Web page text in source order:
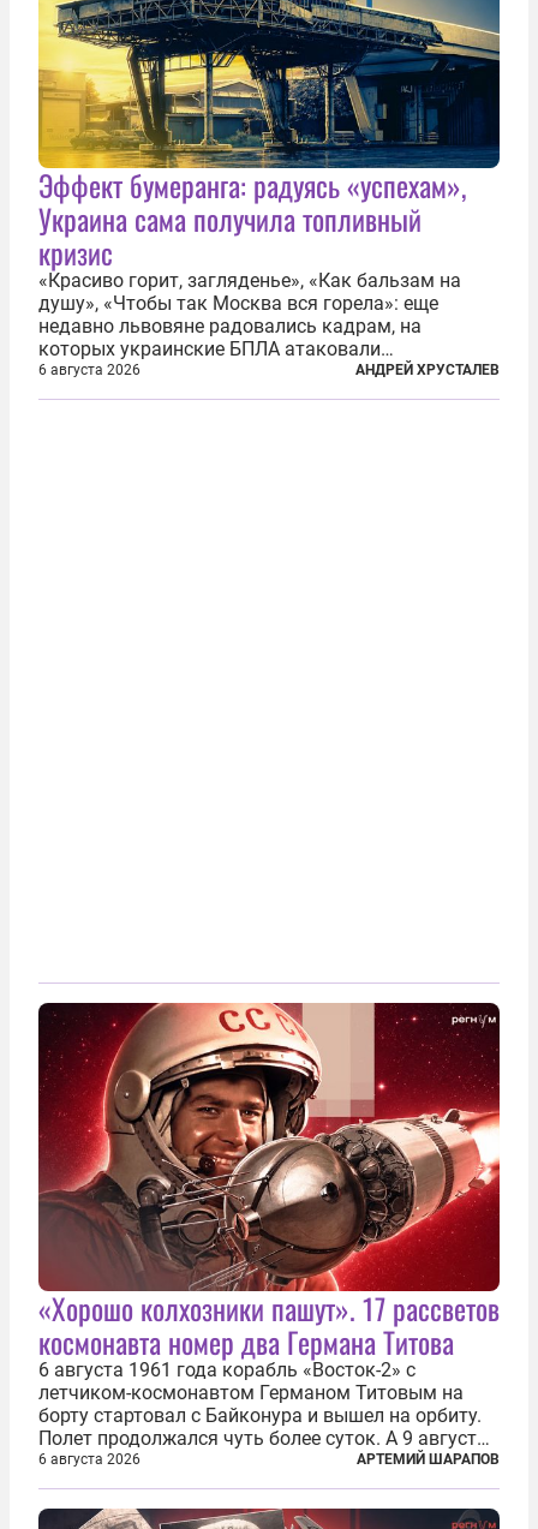
Эффект бумеранга: радуясь «успехам»,
Украина сама получила топливный
кризис
«Красиво горит, загляденье», «Как бальзам на
душу», «Чтобы так Москва вся горела»: еще
недавно львовяне радовались кадрам, на
которых украинские БПЛА атаковали
нефтеперерабатывающие предприятия России. В
скором времени оказалось, что в «эту игру можно
6 августа 2026 АНДРЕЙ ХРУСТАЛЕВ
«Хорошо колхозники пашут». 17 рассветов
космонавта номер два Германа Титова
6 августа 1961 года корабль «Восток-2» с
летчиком-космонавтом Германом Титовым на
борту стартовал с Байконура и вышел на орбиту.
Полет продолжался чуть более суток. А 9 августа
второй человек в космосе получил звезду Героя
Советского Союза и орден Ленина. Миссия Титова
зачастую находится несколько...
6 августа 2026 АРТЕМИЙ ШАРАПОВ